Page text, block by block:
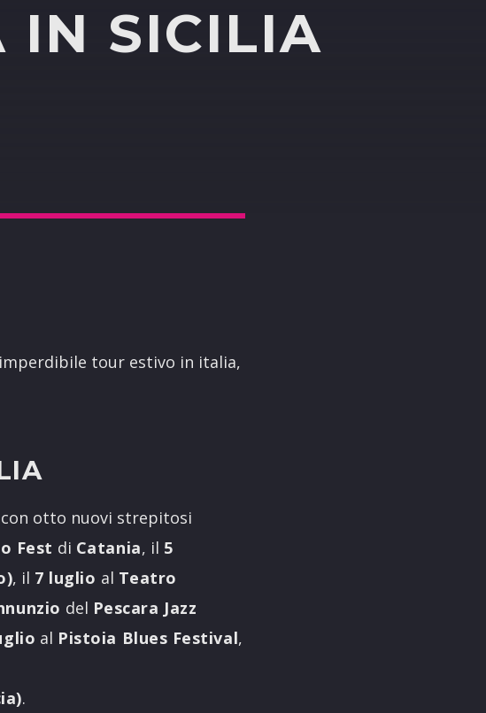
IN SICILIA
tour estivo in italia,
con otto nuovi strepitosi
Fest di Catania, il 5
, il 7 luglio al Teatro
del Pescara Jazz
al Pistoia Blues Festival,
.